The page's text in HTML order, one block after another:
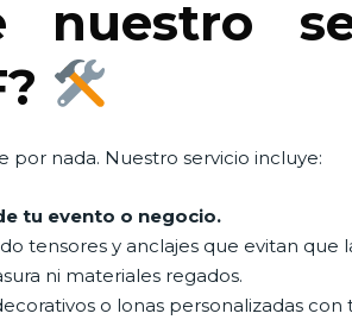
nuestro
nada. Nuestro servicio incluye:
tu evento o negocio.
tensores y anclajes que evitan que
ni materiales regados.
o lonas personalizadas con